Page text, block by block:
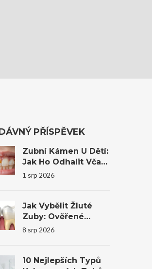
PŘÍSPĚVEK
Zubní Kámen U Dětí:
Jak Ho Odhalit Včas
A Co Dělat?
1 srp 2026
Jak Vybělit Žluté
Zuby: Ověřené
Metody, Domácí
8 srp 2026
10 Nejlepších Typů